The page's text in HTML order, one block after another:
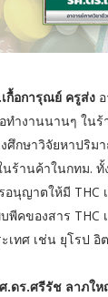
กื้อการุณย์ ครูส่ง
ทำงานนานๆ ใน
ศึกษาวิจัยหาปริม
นร้านค้าในกทม.
นุญาตให้มี THC
พีคของสาร
เทศ เช่น ยุโรป
.ดร.ศรีรัช ลาภใ